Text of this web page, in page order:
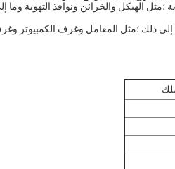
؛مثل الهيكل والخزائن ونوافذ التهوية وما
إلى ذلك ؛مثل المعامل وغرف الكمبيوتر